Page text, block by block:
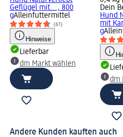
Geflügel mit..., 800
gAlleinfuttermittel
(61)
Hinweise
Lieferbar
dm Markt wählen
Dein
Hund
mit
g
dm
Andere Kunden kauften auch